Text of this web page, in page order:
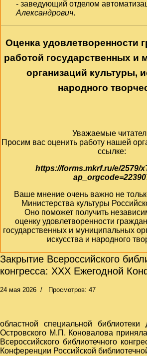
- заведующий отделом
Александрович.
Оценка удовлетворенности
работой государственных и
организаций культуры,
народного
Уважаемые
Просим вас оценить работу нашей
ссылке:
https://forms.mkrf.ru/e/2579/
Ваше мнение очень важно не
Министерства культуры
Оно поможет получить
оценку удовлетворенности
государственных и муниципальных
искусства и народного
Закрытие Всероссийского
конгресса: XXX Ежегодной
24 мая 2026 Просмотров: 47
областной специальной
Островского М.П. Коновалова
Всероссийского библиотечного
Конференции Российской